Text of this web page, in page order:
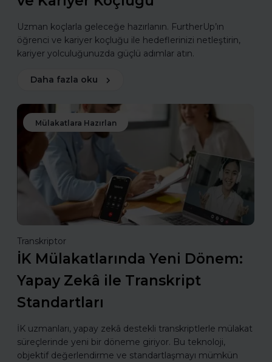
Uzman koçlarla geleceğe hazırlanın. FurtherUp’ın
öğrenci ve kariyer koçluğu ile hedeflerinizi netleştirin,
kariyer yolculuğunuzda güçlü adımlar atın.
Daha fazla oku
Mülakatlara Hazırlan
Transkriptor
İK Mülakatlarında Yeni Dönem:
Yapay Zekâ ile Transkript
Standartları
İK uzmanları, yapay zekâ destekli transkriptlerle mülakat
süreçlerinde yeni bir döneme giriyor. Bu teknoloji,
objektif değerlendirme ve standartlaşmayı mümkün